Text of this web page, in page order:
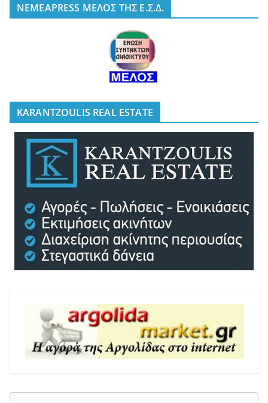
NEMEAPRESS ΜΕΛΟΣ ΤΗΣ Ε.Σ.Δ.
KARANTZOULIS REAL ESTATE